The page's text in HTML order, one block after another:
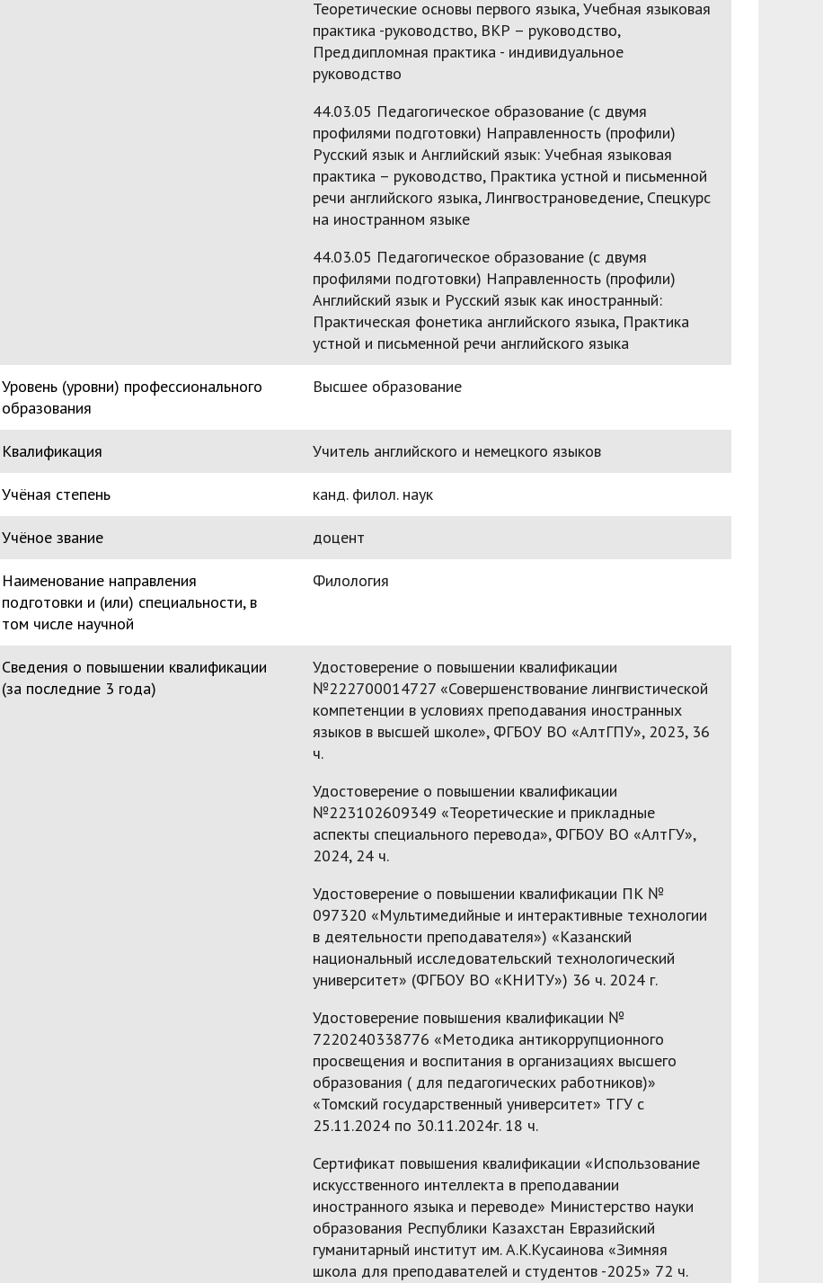
Теоретические основы первого языка, Учебная языковая
практика -руководство, ВКР – руководство,
Преддипломная практика - индивидуальное
руководство
44.03.05 Педагогическое образование (с двумя
профилями подготовки) Направленность (профили)
Русский язык и Английский язык: Учебная языковая
практика – руководство, Практика устной и письменной
речи английского языка, Лингвострановедение, Спецкурс
на иностранном языке
44.03.05 Педагогическое образование (с двумя
профилями подготовки) Направленность (профили)
Английский язык и Русский язык как иностранный:
Практическая фонетика английского языка, Практика
устной и письменной речи английского языка
Уровень (уровни) профессионального
образования
Высшее образование
Квалификация Учитель английского и немецкого языков
Учёная степень канд. филол. наук
Учёное звание доцент
Наименование направления
подготовки и (или) специальности, в
том числе научной
Филология
Сведения о повышении квалификации
(за последние 3 года)
Удостоверение о повышении квалификации
№222700014727 «Совершенствование лингвистической
компетенции в условиях преподавания иностранных
языков в высшей школе», ФГБОУ ВО «АлтГПУ», 2023, 36
ч.
Удостоверение о повышении квалификации
№223102609349 «Теоретические и прикладные
аспекты специального перевода», ФГБОУ ВО «АлтГУ»,
2024, 24 ч.
Удостоверение о повышении квалификации ПК №
097320 «Мультимедийные и интерактивные технологии
в деятельности преподавателя») «Казанский
национальный исследовательский технологический
университет» (ФГБОУ ВО «КНИТУ») 36 ч. 2024 г.
Удостоверение повышения квалификации №
7220240338776 «Методика антикоррупционного
просвещения и воспитания в организациях высшего
образования ( для педагогических работников)»
«Томский государственный университет» ТГУ с
25.11.2024 по 30.11.2024г. 18 ч.
Сертификат повышения квалификации «Использование
искусственного интеллекта в преподавании
иностранного языка и переводе» Министерство науки
образования Республики Казахстан Евразийский
гуманитарный институт им. А.К.Кусаинова «Зимняя
школа для преподавателей и студентов -2025» 72 ч.